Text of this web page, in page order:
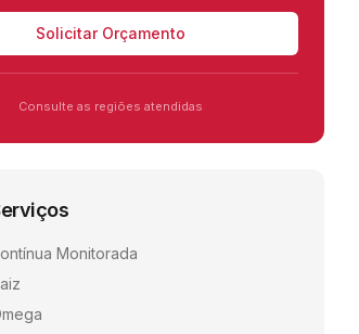
Solicitar Orçamento
Consulte as regiões atendidas
Monitorada